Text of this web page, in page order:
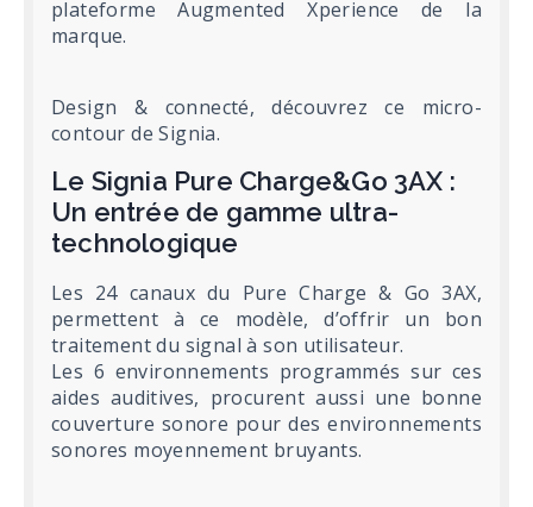
plateforme Augmented Xperience de la
marque.
Design & connecté, découvrez ce micro-
contour de Signia.
Le Signia Pure Charge&Go 3AX :
Un entrée de gamme ultra-
technologique
Les 24 canaux du Pure Charge & Go 3AX,
permettent à ce modèle, d’offrir un bon
traitement du signal à son utilisateur.
Les 6 environnements programmés sur ces
aides auditives, procurent aussi une bonne
couverture sonore pour des environnements
sonores moyennement bruyants.